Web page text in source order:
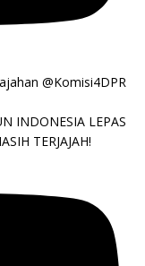
INDONESIA LEPAS
TERJAJAH!